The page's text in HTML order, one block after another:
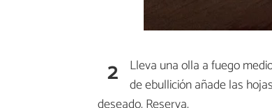
2 Lleva una olla a fuego
de ebullición añade las